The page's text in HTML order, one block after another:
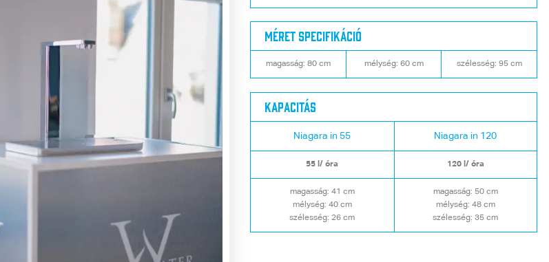
Méret specifikáció
magasság: 80 cm mélység: 60 cm szélesség: 95 cm
Kapacitás
Niagara in 55
55 l/ óra
magasság: 41 cm
mélység: 40 cm
szélesség: 26 cm
Niagara in 120
120 l/ óra
magasság: 50 cm
mélység: 48 cm
szélesség: 35 cm